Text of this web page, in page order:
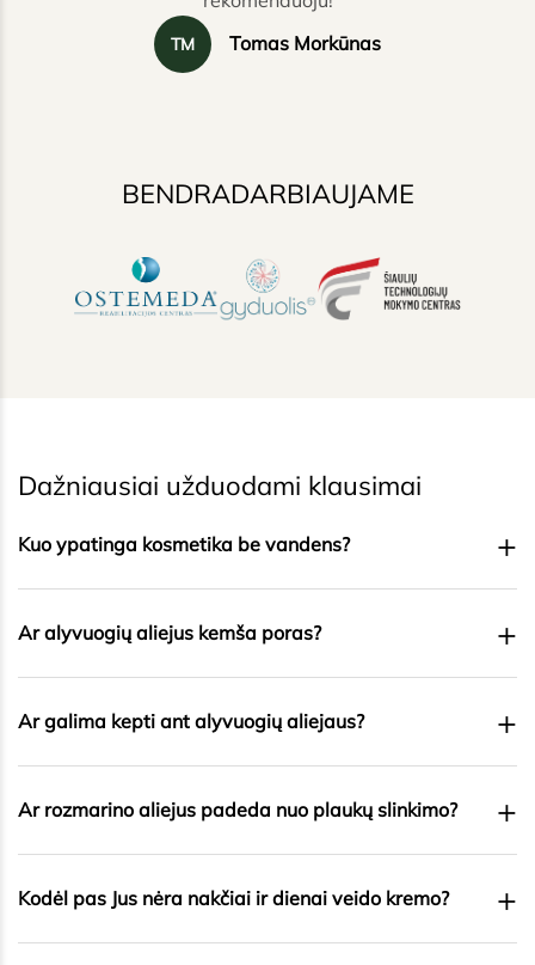
TM Tomas Morkūnas
BENDRADARBIAUJAME
Dažniausiai užduodami klausimai
Kuo ypatinga kosmetika be vandens? +
Ar alyvuogių aliejus kemša poras? +
Ar galima kepti ant alyvuogių aliejaus? +
Ar rozmarino aliejus padeda nuo plaukų slinkimo? +
Kodėl pas Jus nėra nakčiai ir dienai veido kremo? +